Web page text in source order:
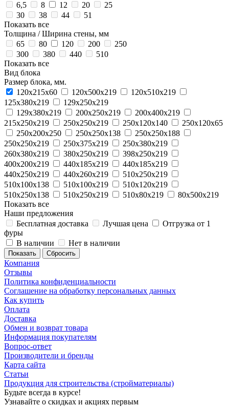
6,5
8 12 20
25
30
38 44
51
Показать все
Толщина / Ширина стены, мм
65
80 120 200
250
300
380 440
510
Показать все
Вид блока
Размер блока, мм.
120х215х60
120х500х219
120х510х219
125х380х219
129х250х219
129х380х219
200х250х219
200х400х219
215х250х219
250x250x219 250х120х140
250х120х65
250х200х250
250х250х138
250х250х188
250х250х219
250х375х219
250х380х219
260х380х219
380х250х219
398х250х219
400х200х219
440х185х219
440х185х219
440х250х219
440х260х219
510x250x219
510х100х138
510х100х219
510х120х219
510х250х138
510х250х219 510х80х219
80х500х219
Показать все
Наши предложения
Бесплатная доставка
Лучшая цена
Отгрузка от 1
фуры
В наличии
Нет в наличии
Сбросить
Компания
Отзывы
Политика конфиденциальности
Соглашение на обработку персональных данных
Как купить
Оплата
Доставка
Обмен и возврат товара
Информация покупателям
Вопрос-ответ
Производители и бренды
Карта сайта
Статьи
Продукция для строительства (стройматериалы)
Будьте всегда в курсе!
Узнавайте о скидках и акциях первым